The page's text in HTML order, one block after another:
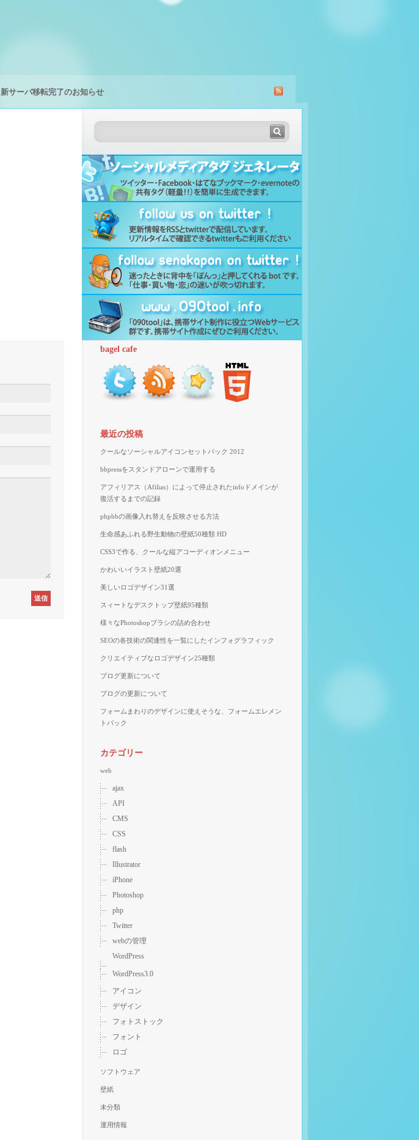
新サーバ移転完了のお知らせ
bagel cafe
最近の投稿
クールなソーシャルアイコンセットパック 2012
bbpressをスタンドアローンで運用する
アフィリアス（Afilias）によって停止されたinfoドメインが
復活するまでの記録
phpbbの画像入れ替えを反映させる方法
生命感あふれる野生動物の壁紙50種類 HD
CSS3で作る、クールな縦アコーディオンメニュー
かわいいイラスト壁紙20選
美しいロゴデザイン31選
スィートなデスクトップ壁紙95種類
様々なPhotoshopブラシの詰め合わせ
SEOの各技術の関連性を一覧にしたインフォグラフィック
クリエイティブなロゴデザイン25種類
ブログ更新について
ブログの更新について
フォームまわりのデザインに使えそうな、フォームエレメン
トパック
カテゴリー
web
ajax
API
CMS
CSS
flash
Illustrator
iPhone
Photoshop
php
Twitter
webの管理
WordPress
WordPress3.0
アイコン
デザイン
フォトストック
フォント
ロゴ
ソフトウェア
壁紙
未分類
運用情報